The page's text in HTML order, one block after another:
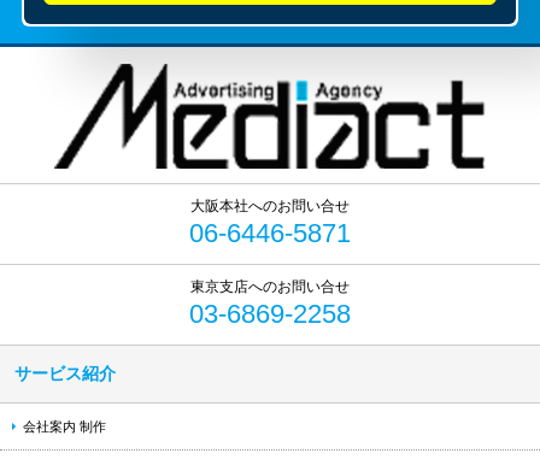
06-6446-5871
03-6869-2258
サービス紹介
会社案内 制作